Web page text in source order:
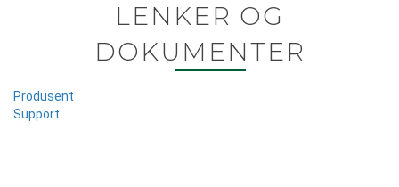
LENKER OG
DOKUMENTER
Produsent
Support